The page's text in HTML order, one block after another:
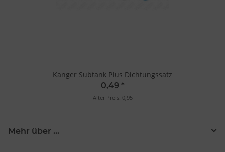
Kanger Subtank Plus Dichtungssatz
0,49 *
Alter Preis: 0,95
Mehr über ...